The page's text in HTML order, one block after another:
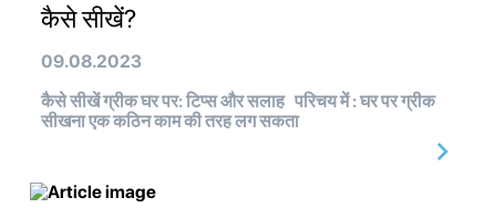
कैसे सीखें?
09.08.2023
कैसे सीखें ग्रीक घर पर: टिप्स और सलाह परिचय में : घर पर ग्रीक
सीखना एक कठिन काम की तरह लग सकता